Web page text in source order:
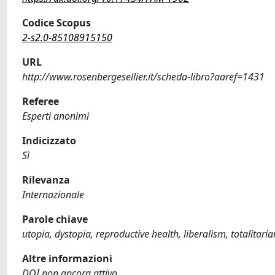
Codice Scopus
2-s2.0-85108915150
URL
http://www.rosenbergesellier.it/scheda-libro?aaref=1431
Referee
Esperti anonimi
Indicizzato
Sì
Rilevanza
Internazionale
Parole chiave
utopia, dystopia, reproductive health, liberalism,
Altre informazioni